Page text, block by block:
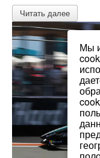
Читать далее
Мы